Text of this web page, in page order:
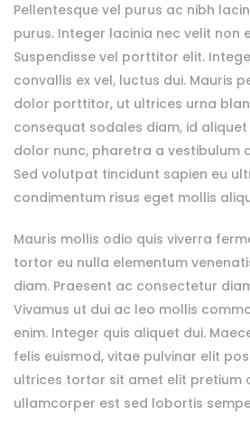
Pellentesque vel purus ac nibh
purus. Integer lacinia nec velit non
Suspendisse vel porttitor elit.
convallis ex vel, luctus dui. Mauris
dolor porttitor, ut ultrices urna
consequat sodales diam, id aliquet
dolor nunc, pharetra a vestibulum
Sed volutpat tincidunt sapien eu
condimentum risus eget mollis
Mauris mollis odio quis viverra
tortor eu nulla elementum
diam. Praesent ac consectetur
Vivamus ut dui ac leo mollis
enim. Integer quis aliquet dui.
felis euismod, vitae pulvinar elit
ultrices tortor sit amet elit pretium
ullamcorper est sed lobortis